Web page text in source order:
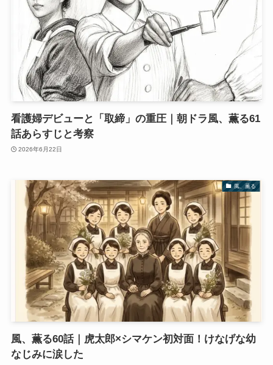
看護婦デビューと「取締」の重圧｜朝ドラ風、薫る61
話あらすじと考察
2026年6月22日
風、薫る
風、薫る60話｜虎太郎×シマケン初対面！けなげな幼
なじみに涙した